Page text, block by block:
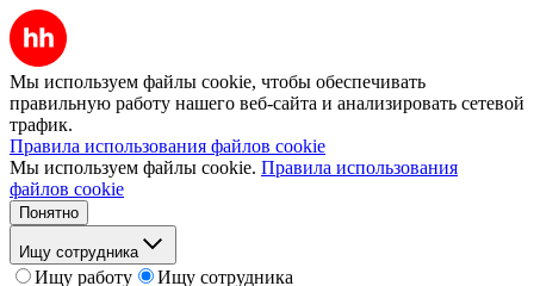
Мы используем файлы cookie, чтобы обеспечивать
правильную работу нашего веб-сайта и анализировать сетевой
трафик.
Правила использования файлов cookie
Мы используем файлы cookie. Правила использования
файлов cookie
Понятно
Ищу сотрудника
Ищу работу
Ищу сотрудника